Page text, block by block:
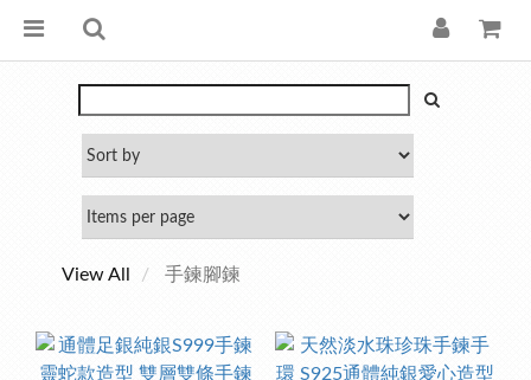
View All 手鍊腳鍊